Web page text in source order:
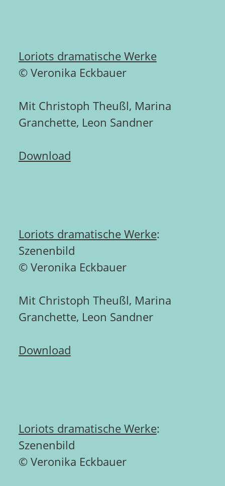
Loriots dramatische Werke
© Veronika Eckbauer
Mit Christoph Theußl, Marina
Granchette, Leon Sandner
Download
Loriots dramatische Werke:
Szenenbild
© Veronika Eckbauer
Mit Christoph Theußl, Marina
Granchette, Leon Sandner
Download
Loriots dramatische Werke:
Szenenbild
© Veronika Eckbauer